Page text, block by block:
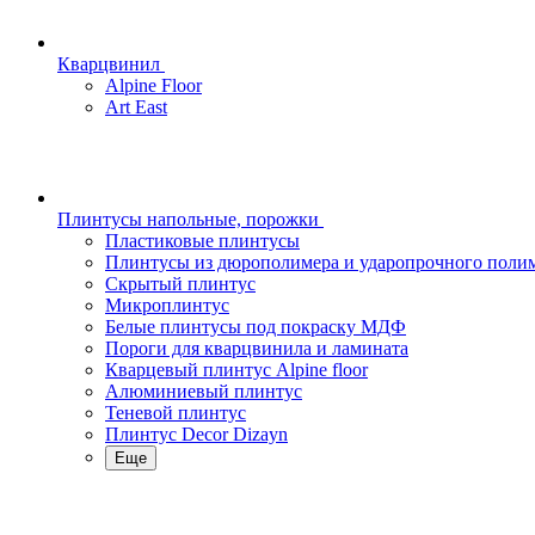
Кварцвинил
Alpine Floor
Art East
Плинтусы напольные, порожки
Пластиковые плинтусы
Плинтусы из дюрополимера и ударопрочного
Скрытый плинтус
Микроплинтус
Белые плинтусы под покраску МДФ
Пороги для кварцвинила и ламината
Кварцевый плинтус Alpine floor
Алюминиевый плинтус
Теневой плинтус
Плинтус Decor Dizayn
Еще